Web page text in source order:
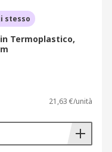
Igus, e
di alta
di cavi e fili.
stesso
Termoplastico,
21,63 €/unità